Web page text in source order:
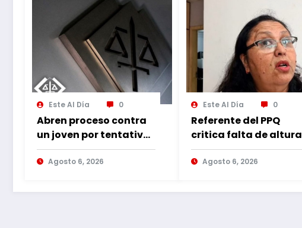
Este Al Día 0
Abren proceso contra
un joven por tentativa
de hurto agravado
Agosto 6, 2026
Este Al Día 0
Referente del PPQ
critica falta de altura
moral del PLRA al
aliarse con corruptos
Agosto 6, 2026